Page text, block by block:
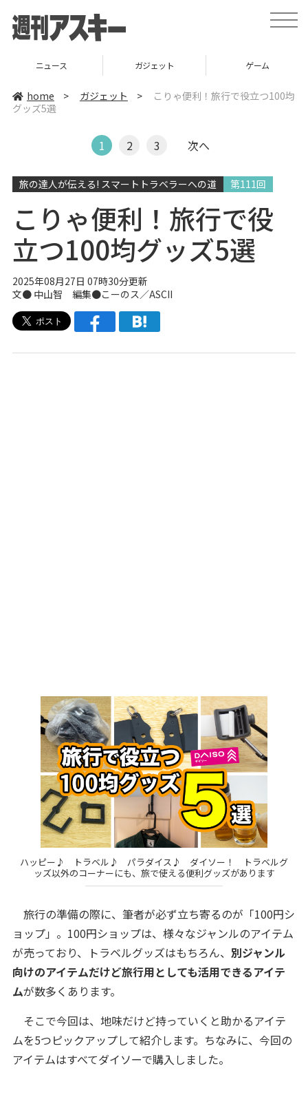
t
o
a
v
ニュース ガジェット ゲーム
home > ガジェット >
こりゃ便利！旅行で役立つ100均
グッズ5選
1 2 3 次へ
旅の達人が伝える! スマートトラベラーへの道 第111回
こりゃ便利！旅行で役
立つ100均グッズ5選
2025年08月27日 07時30分更新
文● 中山智 編集●こーのス／ASCII
ハッピー♪ トラベル♪ パラダイス♪ ダイソー！ トラベルグ
ッズ以外のコーナーにも、旅で使える便利グッズがあります
旅行の準備の際に、筆者が必ず立ち寄るのが「100円シ
ョップ」。100円ショップは、様々なジャンルのアイテム
が売っており、トラベルグッズはもちろん、 別ジャンル
向けのアイテムだけど旅行用としても活用できるアイテ
ムが数多くあります。
そこで今回は、地味だけど持っていくと助かるアイテ
ムを5つピックアップして紹介します。ちなみに、今回の
アイテムはすべてダイソーで購入しました。